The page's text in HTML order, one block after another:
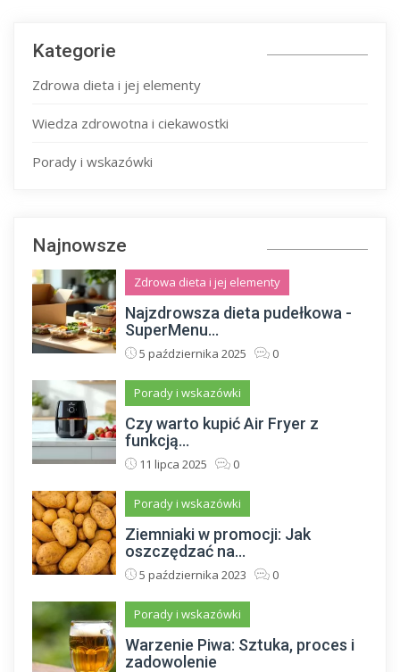
Kategorie
Zdrowa dieta i jej elementy
Wiedza zdrowotna i ciekawostki
Porady i wskazówki
Najnowsze
Zdrowa dieta i jej elementy
Najzdrowsza dieta pudełkowa -
SuperMenu...
5 października 2025 0
Porady i wskazówki
Czy warto kupić Air Fryer z
funkcją...
11 lipca 2025 0
Porady i wskazówki
Ziemniaki w promocji: Jak
oszczędzać na...
5 października 2023 0
Porady i wskazówki
Warzenie Piwa: Sztuka, proces i
zadowolenie